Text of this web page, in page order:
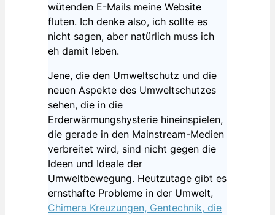
wütenden E-Mails meine Website
fluten. Ich denke also, ich sollte es
nicht sagen, aber natürlich muss ich
eh damit leben.
Jene, die den Umweltschutz und die
neuen Aspekte des Umweltschutzes
sehen, die in die
Erderwärmungshysterie hineinspielen,
die gerade in den Mainstream-Medien
verbreitet wird, sind nicht gegen die
Ideen und Ideale der
Umweltbewegung. Heutzutage gibt es
ernsthafte Probleme in der Umwelt,
Chimera Kreuzungen, Gentechnik, die